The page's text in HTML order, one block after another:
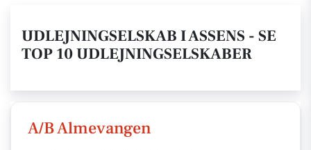
UDLEJNINGSELSKAB I ASSENS - SE
TOP 10 UDLEJNINGSELSKABER
A/B Almevangen